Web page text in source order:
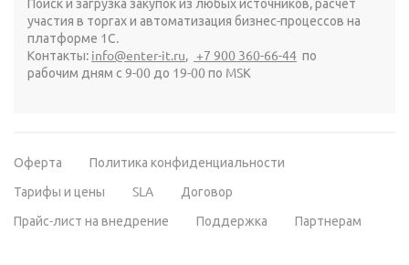
участия в торгах и автоматизация бизнес-процессов на
платформе 1С.
Контакты: info@enter-it.ru, +7 900 360-66-44 по
рабочим дням с 9-00 до 19-00 по MSK
Оферта
Политика конфиденциальности
Тарифы и цены
SLA
Договор
Прайс-лист на внедрение
Поддержка Партнерам